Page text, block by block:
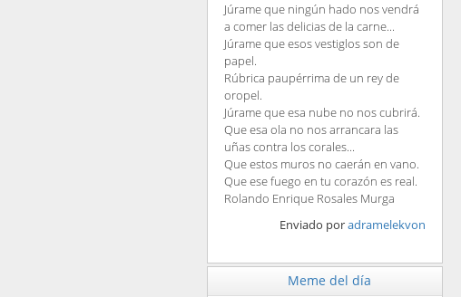
Júrame que ningún hado nos vendrá
a comer las delicias de la carne...
Júrame que esos vestiglos son de
papel.
Rúbrica paupérrima de un rey de
oropel.
Júrame que esa nube no nos cubrirá.
Que esa ola no nos arrancara las
uñas contra los corales...
Que estos muros no caerán en vano.
Que ese fuego en tu corazón es real.
Rolando Enrique Rosales Murga
Enviado poradramelekvon
Meme del día